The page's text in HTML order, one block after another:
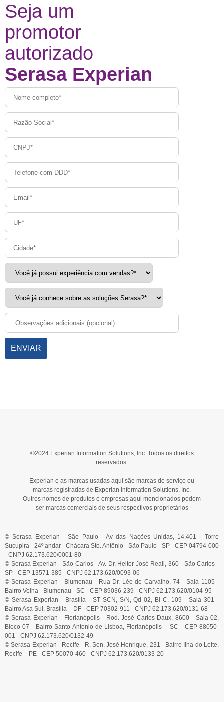
Seja um
promotor
autorizado
Serasa Experian
ENVIAR
©2024 Experian Information Solutions, Inc. Todos os direitos
reservados.
Experian e as marcas usadas aqui são marcas de serviço ou
marcas registradas de Experian Information Solutions, Inc.
Outros nomes de produtos e empresas aqui mencionados podem
ser marcas comerciais de seus respectivos proprietários
© Serasa Experian - São Paulo - Av das Nações Unidas, 14.401 - Torre
Sucupira - 24º andar - Chácara Sto. Antônio - São Paulo - SP - CEP 04794-000
- CNPJ 62.173.620/0001-80
© Serasa Experian - São Carlos - Av. Dr. Heitor José Reali, 360 - São Carlos -
SP - CEP 13571-385 - CNPJ 62.173.620/0093-06
© Serasa Experian - Blumenau - Rua Dr. Léo de Carvalho, 74 - Sala 1105 -
Bairro Velha - Blumenau - SC - CEP 89036-239 - CNPJ 62.173.620/0104-95
© Serasa Experian - Brasília - ST SCN, S/N, Qd 02, Bl C, 109 - Sala 301 -
Bairro Asa Sul, Brasília – DF - CEP 70302-911 - CNPJ 62.173.620/0131-68
© Serasa Experian - Florianópolis - Rod. José Carlos Daux, 8600 - Sala 02,
Bloco 07 - Bairro Santo Antonio de Lisboa, Florianópolis – SC - CEP 88050-
001 - CNPJ 62.173.620/0132-49
© Serasa Experian - Recife - R. Sen. José Henrique, 231 - Bairro Ilha do Leite,
Recife – PE - CEP 50070-460 - CNPJ 62.173.620/0133-20